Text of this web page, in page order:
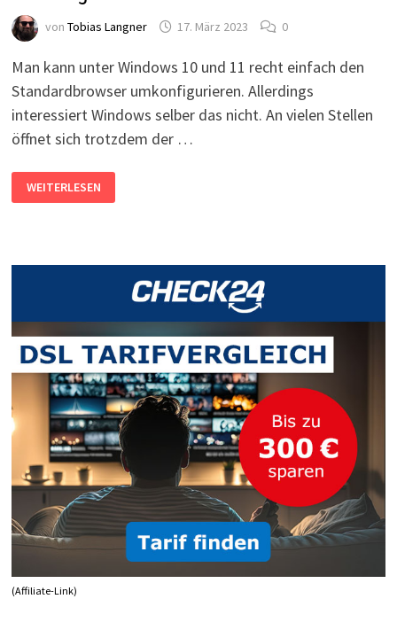
von Tobias Langner 17. März 2023 0
Man kann unter Windows 10 und 11 recht einfach den
Standardbrowser umkonfigurieren. Allerdings
interessiert Windows selber das nicht. An vielen Stellen
öffnet sich trotzdem der …
WINDOWS
11
ZWINGEN
ZU
WEITERLESEN
(Affiliate-Link)